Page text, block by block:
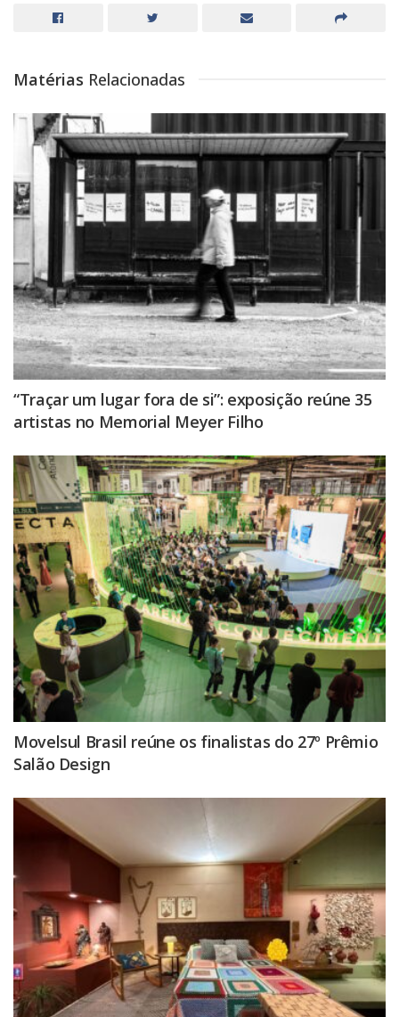
Matérias Relacionadas
“Traçar um lugar fora de si”: exposição reúne 35
artistas no Memorial Meyer Filho
Movelsul Brasil reúne os finalistas do 27º Prêmio
Salão Design